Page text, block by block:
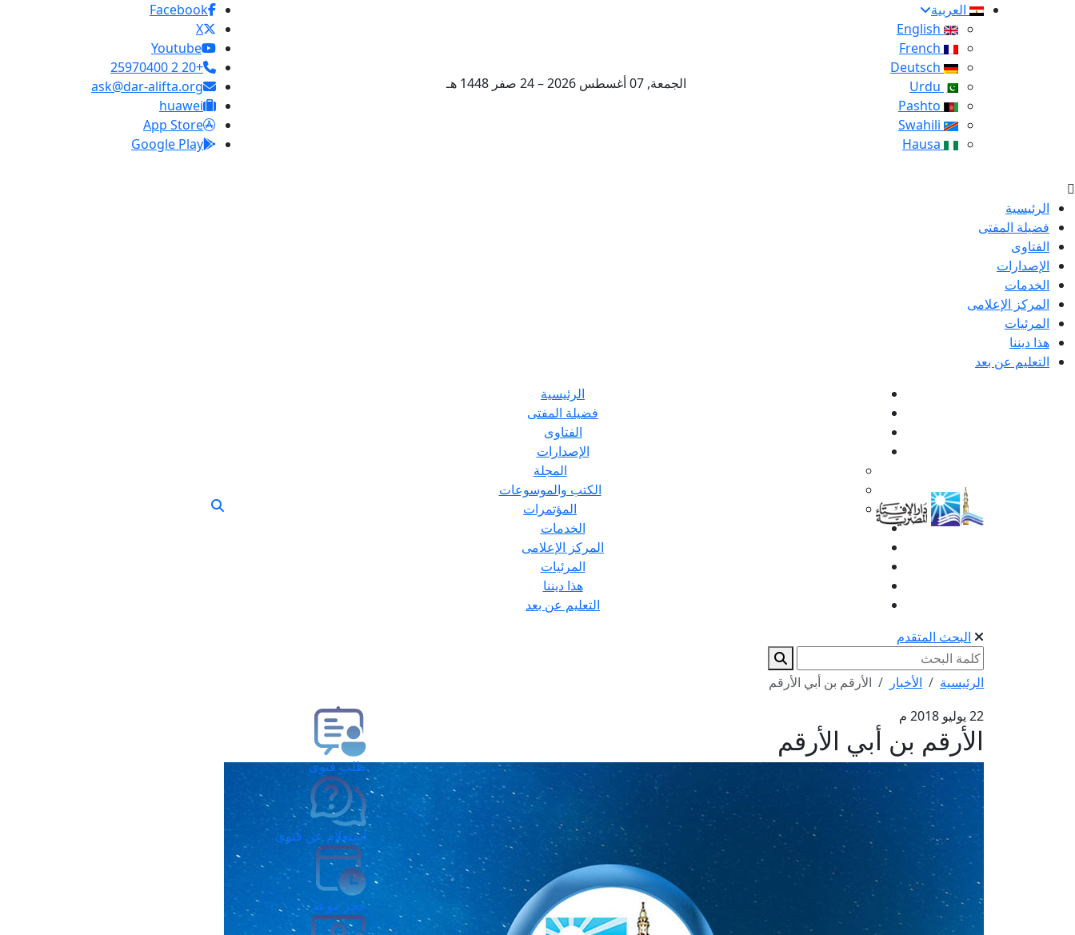
العربية
الجمعة, 07 أغسطس 2026 – 24 صفر 1448 هـ
Facebook
X
Youtube
+20 2 25970400
ask@dar-alifta.org
huawei
App Store
Google Play
الرئيسية
فضيلة المفتى
الفتاوى
الإصدارات
الخدمات
المركز الإعلامى
المرئيات
هذا ديننا
التعليم عن بعد
الرئيسية
فضيلة المفتى
الفتاوى
الإصدارات
المجلة
الكتب والموسوعات
المؤتمرات
الخدمات
المركز الإعلامى
المرئيات
هذا ديننا
التعليم عن بعد
البحث المتقدم
الرئيسية الأخبار
الأرقم بن أبي الأرقم
22 يوليو 2018 م
الأرقم بن أبي الأرقم
طلب فتوى
استعلام عن فتوى
حجز موعد